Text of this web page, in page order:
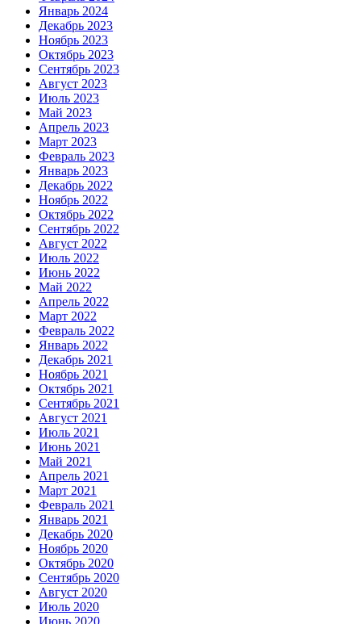
Январь 2024
Декабрь 2023
Ноябрь 2023
Октябрь 2023
Сентябрь 2023
Август 2023
Июль 2023
Май 2023
Апрель 2023
Март 2023
Февраль 2023
Январь 2023
Декабрь 2022
Ноябрь 2022
Октябрь 2022
Сентябрь 2022
Август 2022
Июль 2022
Июнь 2022
Май 2022
Апрель 2022
Март 2022
Февраль 2022
Январь 2022
Декабрь 2021
Ноябрь 2021
Октябрь 2021
Сентябрь 2021
Август 2021
Июль 2021
Июнь 2021
Май 2021
Апрель 2021
Март 2021
Февраль 2021
Январь 2021
Декабрь 2020
Ноябрь 2020
Октябрь 2020
Сентябрь 2020
Август 2020
Июль 2020
Июнь 2020